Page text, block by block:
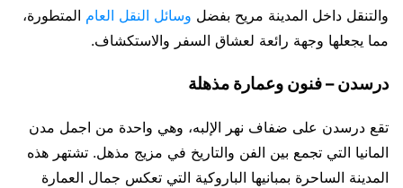
والتنقل داخل المدينة مريح بفضل وسائل النقل العام المتطورة،
مما يجعلها وجهة رائعة لعشاق السفر والاستكشاف.
درسدن – فنون وعمارة مذهلة
تقع درسدن على ضفاف نهر الإلبه، وهي واحدة من اجمل مدن
المانيا التي تجمع بين الفن والتاريخ في مزيج مذهل. تشتهر هذه
المدينة الساحرة بمبانيها الباروكية التي تعكس جمال العمارة